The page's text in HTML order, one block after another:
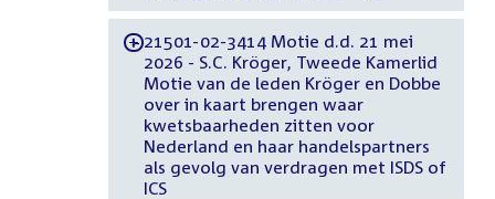
-21501-02-3414 Motie d.d. 21 mei
2026 - S.C. Kröger, Tweede Kamerlid
Motie van de leden Kröger en Dobbe
over in kaart brengen waar
kwetsbaarheden zitten voor
Nederland en haar handelspartners
als gevolg van verdragen met ISDS of
ICS